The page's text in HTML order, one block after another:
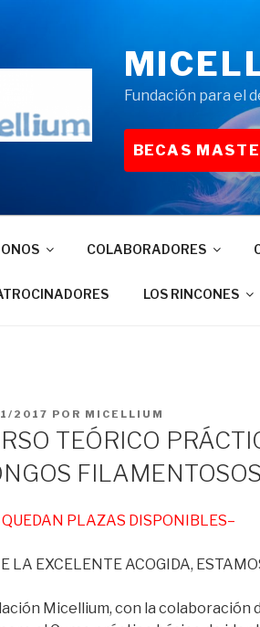
Fundación para el
BECAS
COLABORADORES
LOS RINCONES
2017 POR MICELLIUM
TEÓRICO
FILAMENTOSOS
PLAZAS DISPONIBLES–
LA EXCELENTE ACOGIDA,
Micellium, con la colaboración